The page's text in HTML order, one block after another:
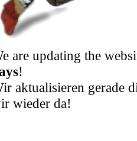
are updating the
!
aktualisieren gerade
wieder da!